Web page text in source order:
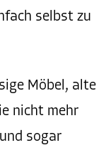
selbst zu
Möbel, alte
nicht mehr
sogar